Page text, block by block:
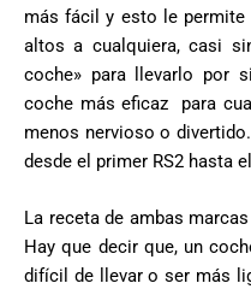
más fácil y esto le
altos a cualquiera, casi
coche» para llevarlo
coche más eficaz para
menos nervioso o
desde el primer RS2 hasta
La receta de ambas
Hay que decir que, un
difícil de llevar o ser más